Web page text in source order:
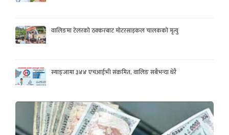
वालिङमा टेलरको ठक्करबाट मोटरसाइकल चालकको मृत्यु
स्याङ्जामा ३४४ एचआईभी संक्रमित, वालिङ सबैभन्दा धेरै